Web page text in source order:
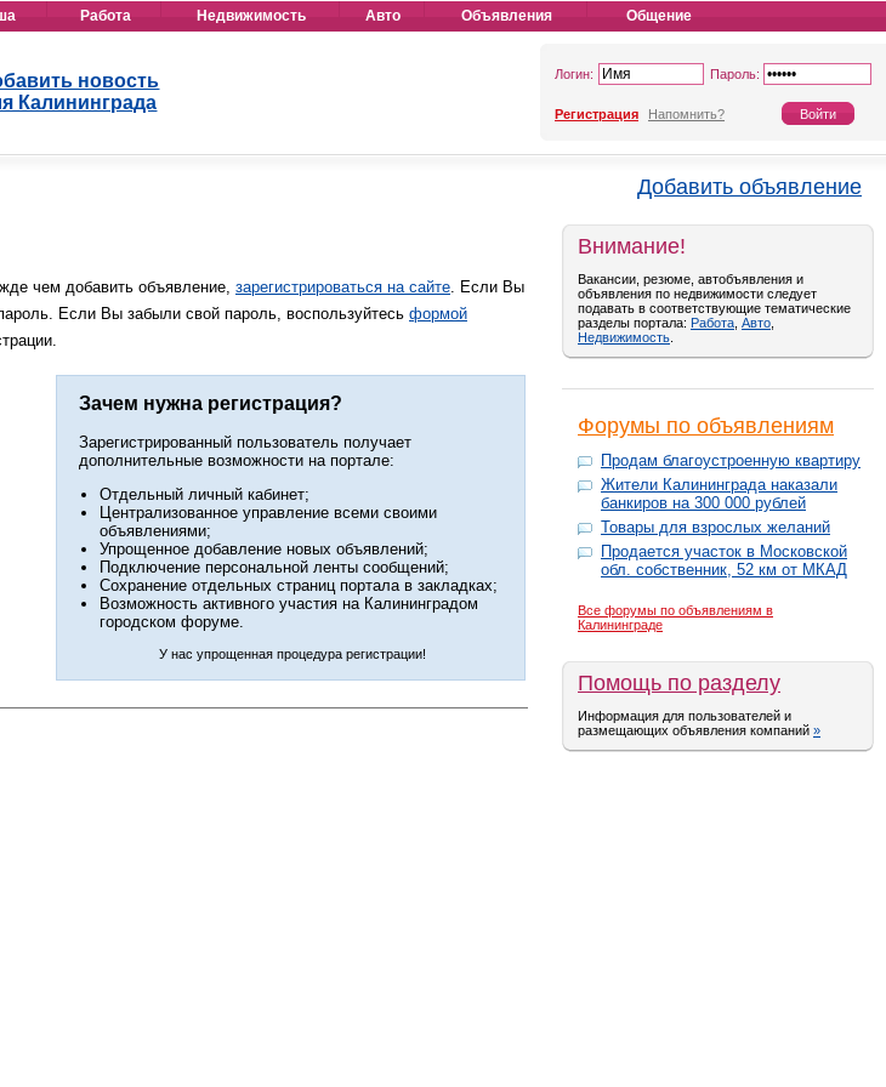
Работа Недвижимость Авто Объявления Общение
новость
Калининграда
Логин: Пароль:
Регистрация Напомнить?
Добавить объявление
чем добавить объявление, зарегистрироваться на сайте. Если Вы
Если Вы забыли свой пароль, воспользуйтесь формой
Зачем нужна регистрация?
Зарегистрированный пользователь получает
дополнительные возможности на портале:
Отдельный личный кабинет;
Централизованное управление всеми своими
объявлениями;
Упрощенное добавление новых объявлений;
Подключение персональной ленты сообщений;
Сохранение отдельных страниц портала в закладках;
Возможность активного участия на Калининградом
городском форуме.
У нас упрощенная процедура регистрации!
Внимание!
Вакансии, резюме, автобъявления и
объявления по недвижимости следует
подавать в соответствующие тематические
разделы портала: Работа Авто
Недвижимость
Форумы по объявлениям
Продам благоустроенную квартиру
Жители Калининграда наказали
банкиров на 300 000 рублей
Товары для взрослых желаний
Продается участок в Московской
обл. собственник, 52 км от МКАД
Все форумы по объявлениям в
Калининграде
Помощь по разделу
Информация для пользователей и
размещающих объявления компаний »